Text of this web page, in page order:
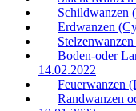
Schildwanzen
Erdwanzen
Boden-oder
14.02.2022
Feuerwanzen
Randwanzen